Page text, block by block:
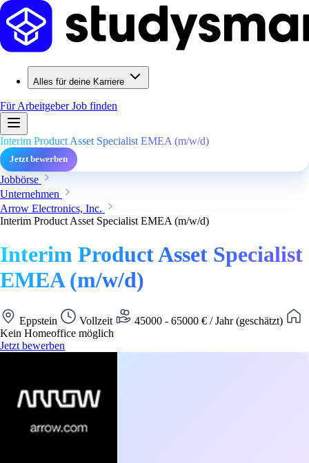
Alles für deine Karriere
Für ArbeitgeberJob finden
Interim Product Asset Specialist EMEA (m/w/d)
Jetzt bewerben
Jobbörse
Unternehmen
Arrow Electronics, Inc.
Interim Product Asset Specialist EMEA (m/w/d)
Interim Product Asset Specialist
EMEA (m/w/d)
Eppstein Vollzeit
45000 - 65000 € / Jahr (geschätzt)
Kein Homeoffice möglich
Jetzt bewerben